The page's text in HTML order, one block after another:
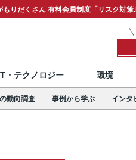
りだくさん 有料会員制度「リスク対策
・テクノロジー 環境
動向調査 事例から学ぶ インタ